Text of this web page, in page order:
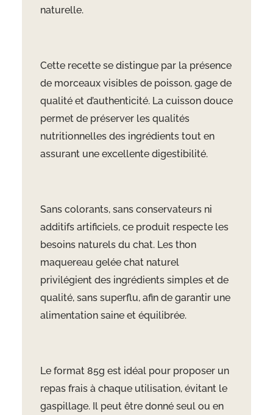
naturelle.
Cette recette se distingue par la présence
de morceaux visibles de poisson, gage de
qualité et d’authenticité. La cuisson douce
permet de préserver les qualités
nutritionnelles des ingrédients tout en
assurant une excellente digestibilité.
Sans colorants, sans conservateurs ni
additifs artificiels, ce produit respecte les
besoins naturels du chat. Les thon
maquereau gelée chat naturel
privilégient des ingrédients simples et de
qualité, sans superflu, afin de garantir une
alimentation saine et équilibrée.
Le format 85g est idéal pour proposer un
repas frais à chaque utilisation, évitant le
gaspillage. Il peut être donné seul ou en